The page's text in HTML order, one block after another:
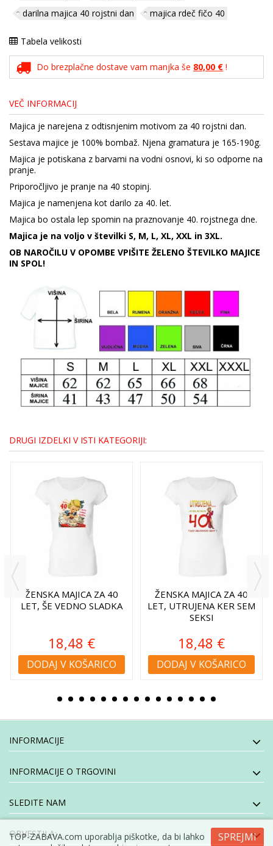
darilna majica 40 rojstni dan
majica rdeč fičo 40
Tabela velikosti
Do brezplačne dostave vam manjka še 80,00 € !
VEČ INFORMACIJ
Majica je narejena z odtisnjenim motivom za 40 rojstni dan.
Sestava majice je 100% bombaž. Njena gramatura je 165-190g.
Majica je potiskana z barvami na vodni osnovi, ki so odporne na
pranje.
Priporočljivo je pranje na 40 stopinj.
Majica je namenjena kot darilo za 40. let.
Majica bo ostala lep spomin na praznovanje 40. rojstnega dne.
Majica je na voljo v številki S, M, L, XL, XXL in 3XL.
OB NAROČILU V OPOMBE VPIŠITE ŽELENO ŠTEVILKO MAJICE
IN SPOL!
DRUGI IZDELKI V ISTI KATEGORIJI:
ŽENSKA MAJICA ZA 40
LET, ŠE VEDNO SLADKA
18,48 €
DODAJ V KOŠARICO
ŽENSKA MAJICA ZA 40
LET, UTRUJENA KER SEM
SEKSI
18,48 €
DODAJ V KOŠARICO
INFORMACIJE
INFORMACIJE O TRGOVINI
SLEDITE NAM
OBVESTILA: SPREJMI
TOP-ZABAVA.com uporablja piškotke, da bi lahko